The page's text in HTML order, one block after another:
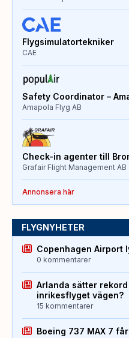
Flygsimulatortekniker
CAE
Safety Coordinator –
Amapola Flyg AB
Check-in agenter till
Grafair Flight Management AB
Annonsera här
FLYGNYHETER
Copenhagen Airport
0 kommentarer
Arlanda sätter
inrikesflyget vägen?
15 kommentarer
Boeing 737 MAX 7